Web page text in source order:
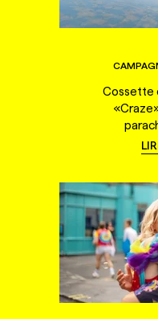
Cossette